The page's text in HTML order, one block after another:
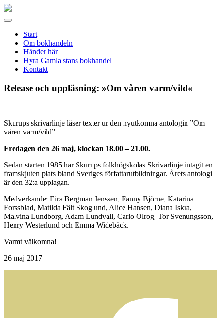
Gamla
Meny
Start
Om bokhandeln
Händer här
Hyra Gamla stans bokhandel
Kontakt
Release och uppläsning: »Om våren varm/vild«
Skurups skrivarlinje läser texter ur den nyutkomna antologin ”Om
våren varm/vild”.
Fredagen den 26 maj, klockan 18.00 – 21.00.
Sedan starten 1985 har Skurups folkhögskolas Skrivarlinje intagit en
framskjuten plats bland Sveriges författarutbildningar. Årets antologi
är den 32:a upplagan.
Medverkande: Eira Bergman Jenssen, Fanny Björne, Katarina
Forssblad, Matilda Fält Skoglund, Alice Hansen, Diana Iskra,
Malvina Lundborg, Adam Lundvall, Carlo Olrog, Tor Svenungsson,
Henry Westerlund och Emma Widebäck.
Varmt välkomna!
26 maj 2017